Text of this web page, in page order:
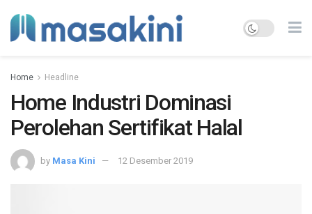
Home Headline
Home Industri Dominasi
Perolehan Sertifikat Halal
by Masa Kini 12 Desember 2019